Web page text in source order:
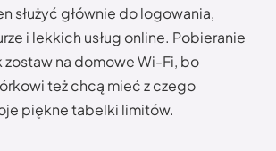
służyć głównie do logowania,
i lekkich usług online. Pobieranie
na domowe Wi-Fi, bo
też chcą mieć z czego
piękne tabelki limitów.